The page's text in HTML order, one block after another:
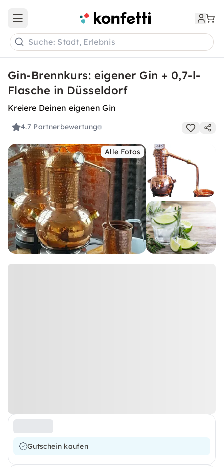
Open main menu
Suche: Stadt, Erlebnis
Gin-Brennkurs: eigener Gin + 0,7-l-
Flasche in Düsseldorf
Kreiere Deinen eigenen Gin
4.7 Partnerbewertung
Alle Fotos
Gutschein kaufen